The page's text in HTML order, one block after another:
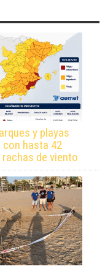
y playas
con hasta 42
de viento